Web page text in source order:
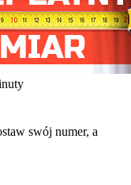
swój numer, a